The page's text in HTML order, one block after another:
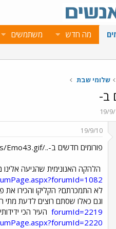
מה חדש משתמשים
שלומי שבת
ב-
19/
19/9/10
פורומים חדשים ב-../images/Emo43.gif
הלהקה האנונימית שהגיעה
לא התמכרתם? הקליקו והכירו את
וגם כאלו שסתם רוצים לדעת מתי
forumId=2219 העיר הכי